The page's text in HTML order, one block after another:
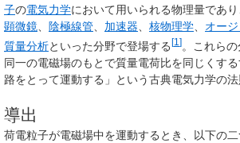
子の電気力学において用いられる物理量であり
顕微鏡
陰極線管 加速器 核物理学 オー
質量分析といった分野で登場する[1 ]。これら
同一の電磁場のもとで質量電荷比を同じくす
路をとって運動する」という古典電気力学の法
導出
荷電粒子が電磁場中を運動するとき、以下の二